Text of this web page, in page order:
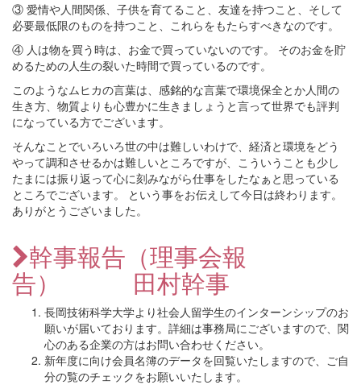
③ 愛情や人間関係、子供を育てること、友達を持つこと、そして
必要最低限のものを持つこと、これらをもたらすべきなのです。
④ 人は物を買う時は、お金で買っていないのです。 そのお金を貯
めるための人生の裂いた時間で買っているのです。
このようなムヒカの言葉は、感銘的な言葉で環境保全とか人間の
生き方、物質よりも心豊かに生きましょうと言って世界でも評判
になっている方でございます。
そんなことでいろいろ世の中は難しいわけで、経済と環境をどう
やって調和させるかは難しいところですが、こういうことも少し
たまには振り返って心に刻みながら仕事をしたなぁと思っている
ところでございます。 という事をお伝えして今日は終わります。
ありがとうございました。
幹事報告（理事会報
告） 田村幹事
長岡技術科学大学より社会人留学生のインターンシップのお
願いが届いております。詳細は事務局にございますので、関
心のある企業の方はお問い合わせください。
新年度に向け会員名簿のデータを回覧いたしますので、ご自
分の覧のチェックをお願いいたします。